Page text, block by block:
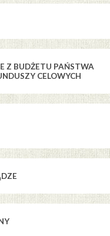
Z BUDŻETU PAŃSTWA
CELOWYCH